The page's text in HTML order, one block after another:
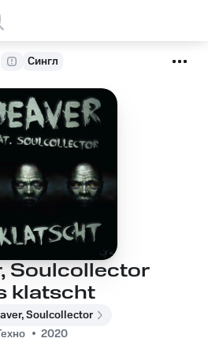
Сингл
Soulcollector
klatscht
Soulcollector
2020